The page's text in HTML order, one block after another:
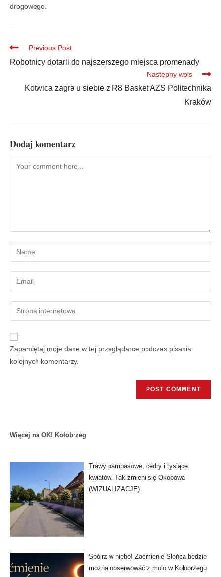
drogowego.
Previous Post
Robotnicy dotarli do najszerszego miejsca promenady
Następny wpis
Kotwica zagra u siebie z R8 Basket AZS Politechnika
Kraków
Dodaj komentarz
Zapamiętaj moje dane w tej przeglądarce podczas pisania
kolejnych komentarzy.
Więcej na OK! Kołobrzeg
Trawy pampasowe, cedry i tysiące
kwiatów. Tak zmieni się Okopowa
(WIZUALIZACJE)
Spójrz w niebo! Zaćmienie Słońca będzie
można obserwować z molo w Kołobrzegu